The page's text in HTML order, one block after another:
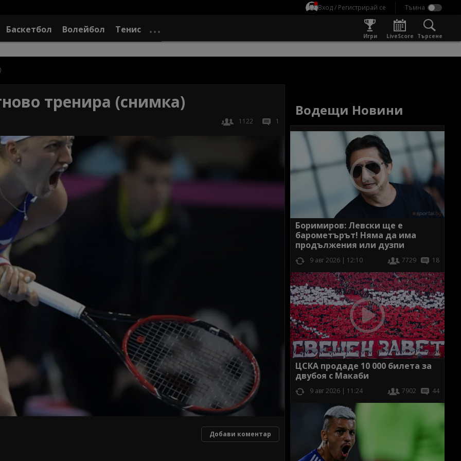
Вход / Регистрирай се
Баскетбол Волейбол Тенис
Игри LiveScore Търсене
тренира (снимка)
1122 1
Добави коментар
Водещи Новини
Боримиров: Левски ще е
барометърът! Няма да има
продължения или дузпи
9 авг 2026 | 12:10 7729 18
ЦСКА продаде 10 000 билета за
двубоя с Макаби
9 авг 2026 | 11:24 7902 44